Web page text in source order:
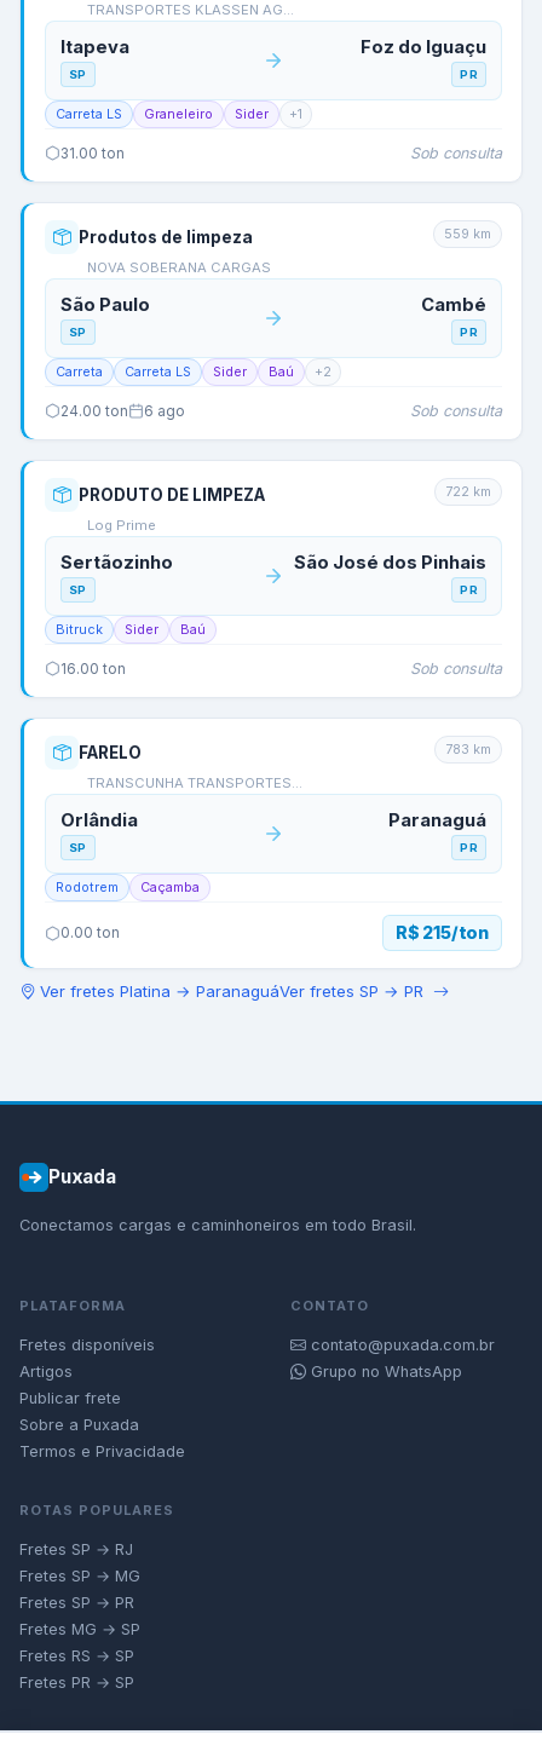
TRANSPORTES KLASSEN AG…
Itapeva
SP
Foz do Iguaçu
PR
Carreta LS Graneleiro Sider +1
31.00 ton Sob consulta
Produtos de limpeza
NOVA SOBERANA CARGAS
559 km
São Paulo
SP
Cambé
PR
Carreta Carreta LS Sider Baú +2
24.00 ton 6 ago Sob consulta
PRODUTO DE LIMPEZA
Log Prime
722 km
Sertãozinho
SP
São José dos Pinhais
PR
Bitruck Sider Baú
16.00 ton Sob consulta
FARELO
TRANSCUNHA TRANSPORTES…
783 km
Orlândia
SP
Paranaguá
PR
Rodotrem Caçamba
0.00 ton R$ 215/ton
Ver fretes Platina → ParanaguáVer fretes SP → PR
Puxada
Conectamos cargas e caminhoneiros em todo Brasil.
PLATAFORMA
Fretes disponíveis
Artigos
Publicar frete
Sobre a Puxada
Termos e Privacidade
CONTATO
contato@puxada.com.br
Grupo no WhatsApp
ROTAS POPULARES
Fretes SP → RJ
Fretes SP → MG
Fretes SP → PR
Fretes MG → SP
Fretes RS → SP
Fretes PR → SP